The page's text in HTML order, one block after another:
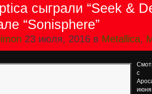
сыграли “Seek &
“Sonisphere”
23 июля, 2016 в Metallica,
с
июня